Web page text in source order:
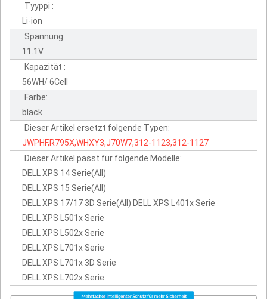
Tyyppi :
Li-ion
Spannung :
11.1V
Kapazität :
56WH/ 6Cell
Farbe:
black
Dieser Artikel ersetzt folgende Typen:
JWPHF,R795X,WHXY3,J70W7,312-1123,312-1127
Dieser Artikel passt für folgende Modelle:
DELL XPS 14 Serie(All)
DELL XPS 15 Serie(All)
DELL XPS 17/17 3D Serie(All) DELL XPS L401x Serie
DELL XPS L501x Serie
DELL XPS L502x Serie
DELL XPS L701x Serie
DELL XPS L701x 3D Serie
DELL XPS L702x Serie